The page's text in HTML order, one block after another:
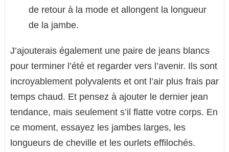
de retour à la mode et allongent la longueur
de la jambe.
J’ajouterais également une paire de jeans blancs
pour terminer l’été et regarder vers l’avenir. Ils sont
incroyablement polyvalents et ont l’air plus frais par
temps chaud. Et pensez à ajouter le dernier jean
tendance, mais seulement s’il flatte votre corps. En
ce moment, essayez les jambes larges, les
longueurs de cheville et les ourlets effilochés.